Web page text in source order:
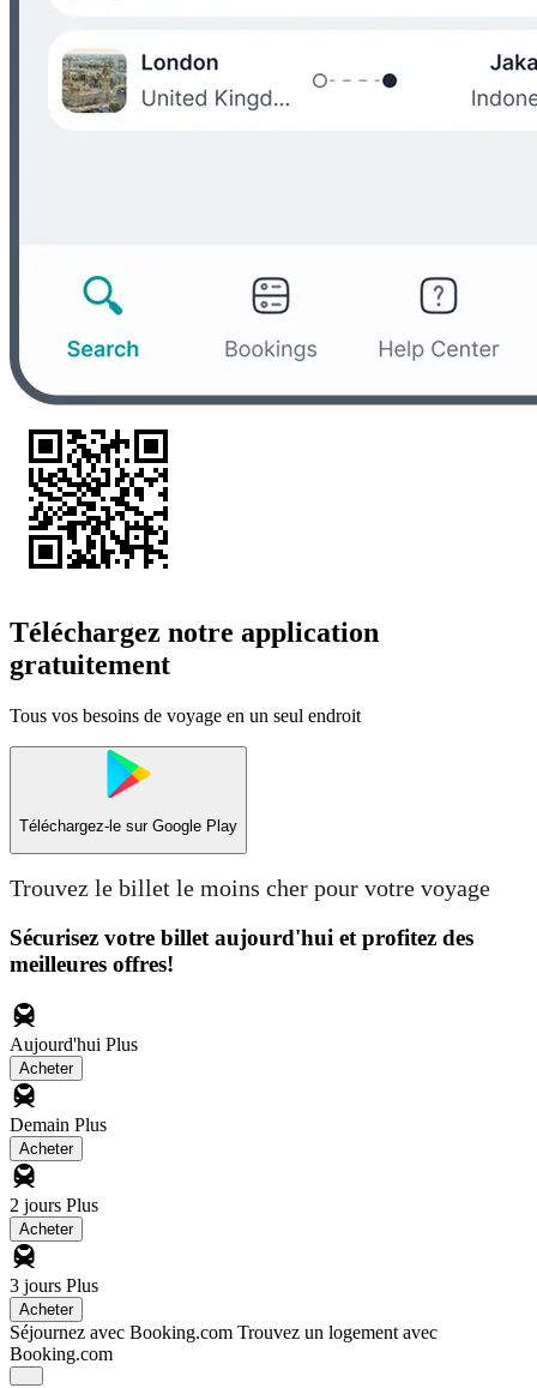
Téléchargez notre application
gratuitement
Tous vos besoins de voyage en un seul endroit
Téléchargez-le sur Google Play
Trouvez le billet le moins cher pour votre voyage
Sécurisez votre billet aujourd'hui et profitez des
meilleures offres!
Aujourd'hui Plus
Acheter
Demain Plus
Acheter
2 jours Plus
Acheter
3 jours Plus
Acheter
Séjournez avec Booking.com Trouvez un logement avec
Booking.com